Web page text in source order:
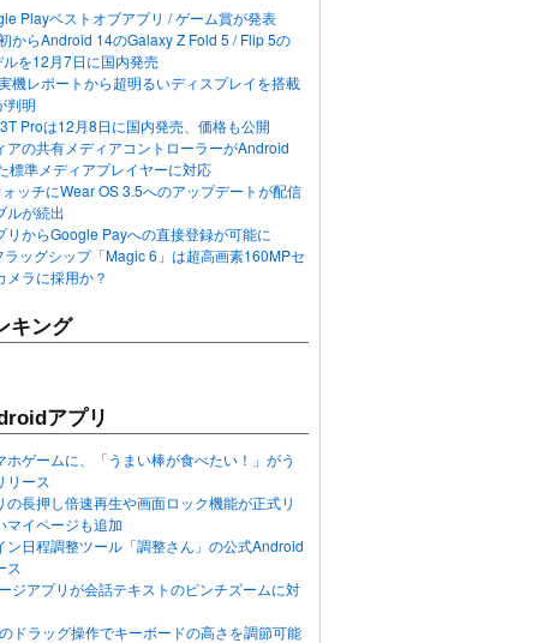
Playベストオブアプリ / ゲーム賞が発表
からAndroid 14のGalaxy Z Fold 5 / Flip 5の
を12月7日に国内発売
機レポートから超明るいディスプレイを搭載
判明
Proは12月8日に国内発売、価格も公開
アの共有メディアコントローラーがAndroid
標準メディアプレイヤーに対応
ッチにWear OS 3.5へのアップデートが配信
ルが続出
リからGoogle Payへの直接登録が可能に
ッグシップ「Magic 6」は超高画素160MPセ
メラに採用か？
キング
アプリ
ホゲームに、「うまい棒が食べたい！」がう
リース
の長押し倍速再生や画面ロック機能が正式リ
マイページも追加
ン日程調整ツール「調整さん」の公式Android
ス
ジアプリが会話テキストのピンチズームに対
ドラッグ操作でキーボードの高さを調節可能